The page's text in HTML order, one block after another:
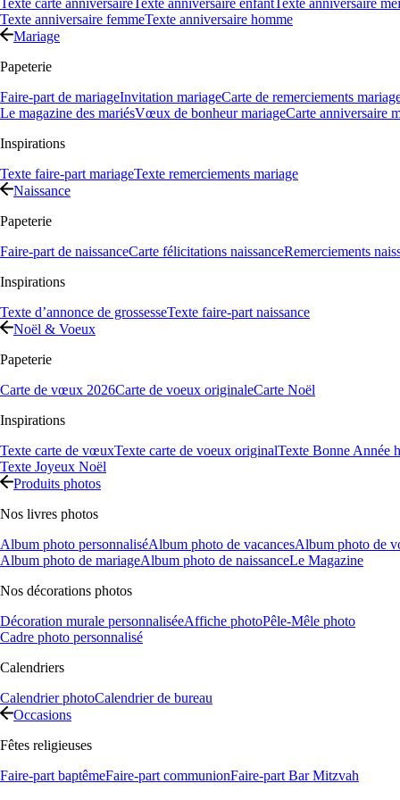
Texte carte anniversaireTexte anniversaire enfantTexte anniversaire
Texte anniversaire femmeTexte anniversaire homme
Mariage
Papeterie
Faire-part de mariageInvitation mariageCarte de remerciements
Le magazine des mariésVœux de bonheur mariageCarte anniversaire
Inspirations
Texte faire-part mariageTexte remerciements mariage
Naissance
Papeterie
Faire-part de naissanceCarte félicitations naissanceRemerciements
Inspirations
Texte d’annonce de grossesseTexte faire-part naissance
Noël & Voeux
Papeterie
Carte de vœux 2026Carte de voeux originaleCarte Noël
Inspirations
Texte carte de vœuxTexte carte de voeux originalTexte Bonne Année
Texte Joyeux Noël
Produits photos
Nos livres photos
Album photo personnaliséAlbum photo de vacancesAlbum photo de
Album photo de mariageAlbum photo de naissanceLe Magazine
Nos décorations photos
Décoration murale personnaliséeAffiche photoPêle-Mêle photo
Cadre photo personnalisé
Calendriers
Calendrier photoCalendrier de bureau
Occasions
Fêtes religieuses
Faire-part baptêmeFaire-part communionFaire-part Bar Mitzvah